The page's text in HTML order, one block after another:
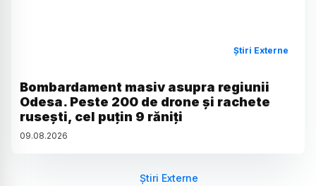
Știri Externe
Bombardament masiv asupra regiunii
Odesa. Peste 200 de drone și rachete
rusești, cel puțin 9 răniți
09.08.2026
Știri Externe